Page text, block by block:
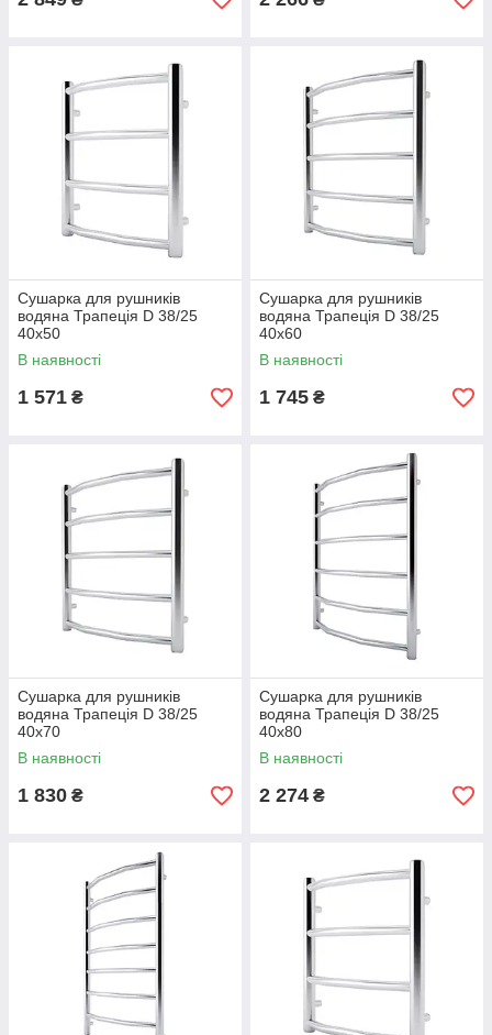
Сушарка для рушників
водяна Трапеція D 38/25
40х50
В наявності
1 571 ₴
Сушарка для рушників
водяна Трапеція D 38/25
40х60
В наявності
1 745 ₴
Сушарка для рушників
водяна Трапеція D 38/25
40х70
В наявності
1 830 ₴
Сушарка для рушників
водяна Трапеція D 38/25
40х80
В наявності
2 274 ₴